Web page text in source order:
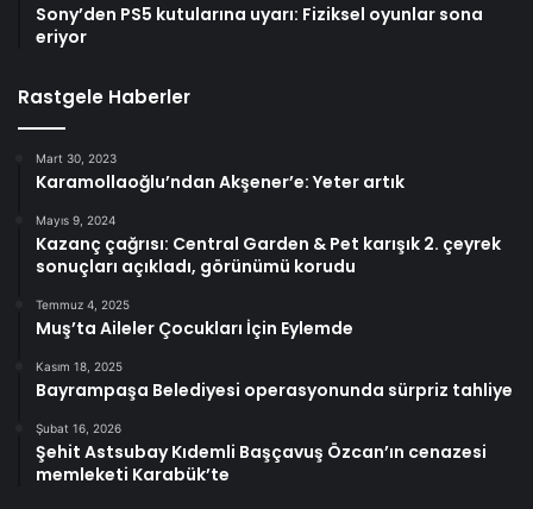
Sony’den PS5 kutularına uyarı: Fiziksel oyunlar sona
eriyor
Rastgele Haberler
Mart 30, 2023
Karamollaoğlu’ndan Akşener’e: Yeter artık
Mayıs 9, 2024
Kazanç çağrısı: Central Garden & Pet karışık 2. çeyrek
sonuçları açıkladı, görünümü korudu
Temmuz 4, 2025
Muş’ta Aileler Çocukları İçin Eylemde
Kasım 18, 2025
Bayrampaşa Belediyesi operasyonunda sürpriz tahliye
Şubat 16, 2026
Şehit Astsubay Kıdemli Başçavuş Özcan’ın cenazesi
memleketi Karabük’te